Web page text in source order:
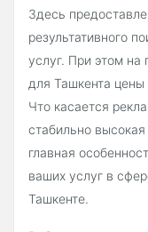
Здесь
результативного
услуг. При этом на
для Ташкента
Что касается
стабильно
главная
ваших услуг в
Ташкенте.